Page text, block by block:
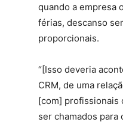
quando a empresa
férias, descanso
proporcionais.
“[Isso deveria
CRM, de uma
[com] profissionais
ser chamados para